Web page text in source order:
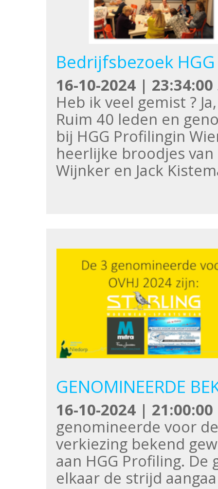
Bedrijfsbezoek
16-10-2024 | 23:34:00
Heb ik veel gemist ?
Ruim 40 leden en
bij HGG Profilingin
heerlijke broodjes van
Wijnker en Jack
GENOMINEERDE
16-10-2024 | 21:00:00
genomineerde voor
verkiezing bekend
aan HGG Profiling.
elkaar de strijd